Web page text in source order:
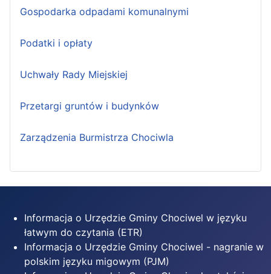
Gospodarka odpadami komunalnymi
Podatki i opłaty
Uchwały Rady Miejskiej
Przetargi gruntów i budynków
Zarządzenia Burmistrza Chociwla
Informacja o Urzędzie Gminy Chociwel w języku
łatwym do czytania (ETR)
Informacja o Urzędzie Gminy Chociwel - nagranie w
polskim języku migowym (PJM)